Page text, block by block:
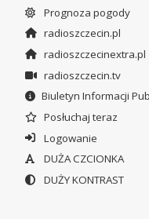
Prognoza pogody
radioszczecin.pl
radioszczecinextra.pl
radioszczecin.tv
Biuletyn Informacji
Posłuchaj teraz
Logowanie
DUŻA CZCIONKA
DUŻY KONTRAST